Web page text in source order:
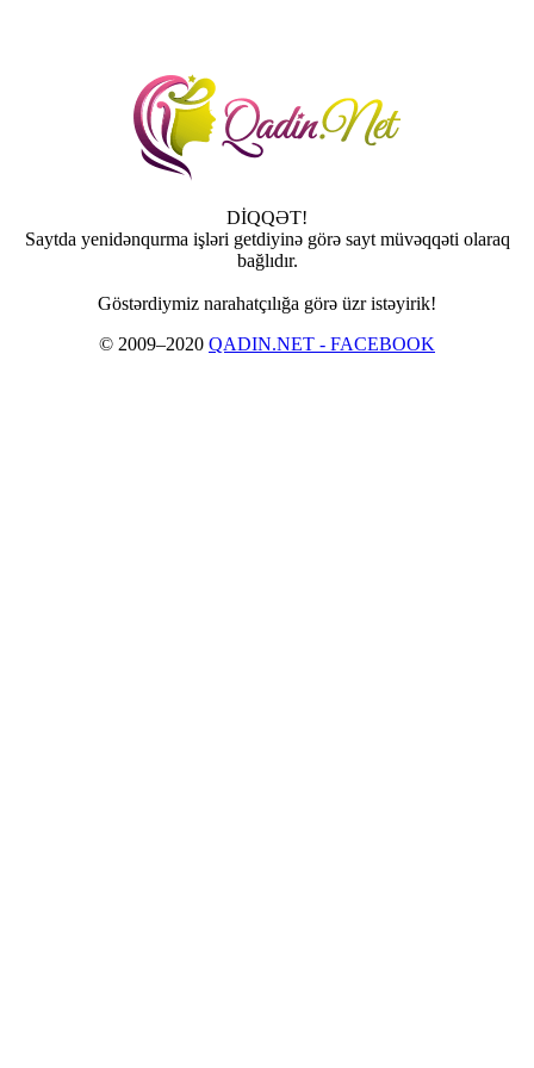
DİQQƏT!
Saytda yenidənqurma işləri getdiyinə görə sayt müvəqqəti olaraq
bağlıdır.
Göstərdiymiz narahatçılığa görə üzr istəyirik!
© 2009–2020 QADIN.NET - FACEBOOK